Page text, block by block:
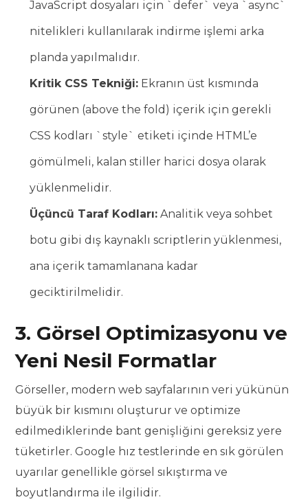
JavaScript dosyaları için `defer` veya `async`
nitelikleri kullanılarak indirme işlemi arka
planda yapılmalıdır.
Kritik CSS Tekniği: Ekranın üst kısmında
görünen (above the fold) içerik için gerekli
CSS kodları `style` etiketi içinde HTML’e
gömülmeli, kalan stiller harici dosya olarak
yüklenmelidir.
Üçüncü Taraf Kodları: Analitik veya sohbet
botu gibi dış kaynaklı scriptlerin yüklenmesi,
ana içerik tamamlanana kadar
geciktirilmelidir.
3. Görsel Optimizasyonu ve
Yeni Nesil Formatlar
Görseller, modern web sayfalarının veri yükünün
büyük bir kısmını oluşturur ve optimize
edilmediklerinde bant genişliğini gereksiz yere
tüketirler. Google hız testlerinde en sık görülen
uyarılar genellikle görsel sıkıştırma ve
boyutlandırma ile ilgilidir.